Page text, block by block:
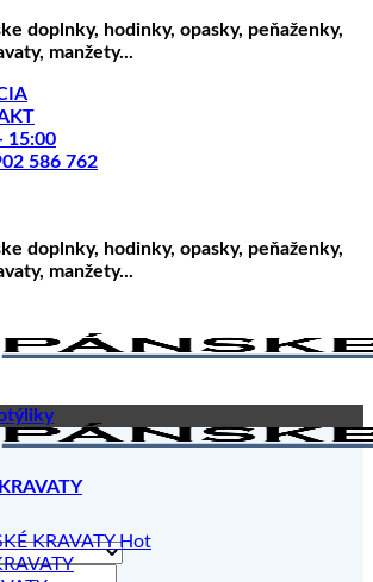
doplnky, hodinky, opasky, peňaženky,
manžety...
15:00
586 762
doplnky, hodinky, opasky, peňaženky,
manžety...
KRAVATY